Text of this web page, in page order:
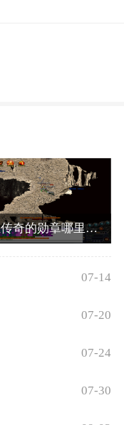
热血传奇的勋章哪里打开
07-14
07-20
07-24
07-30